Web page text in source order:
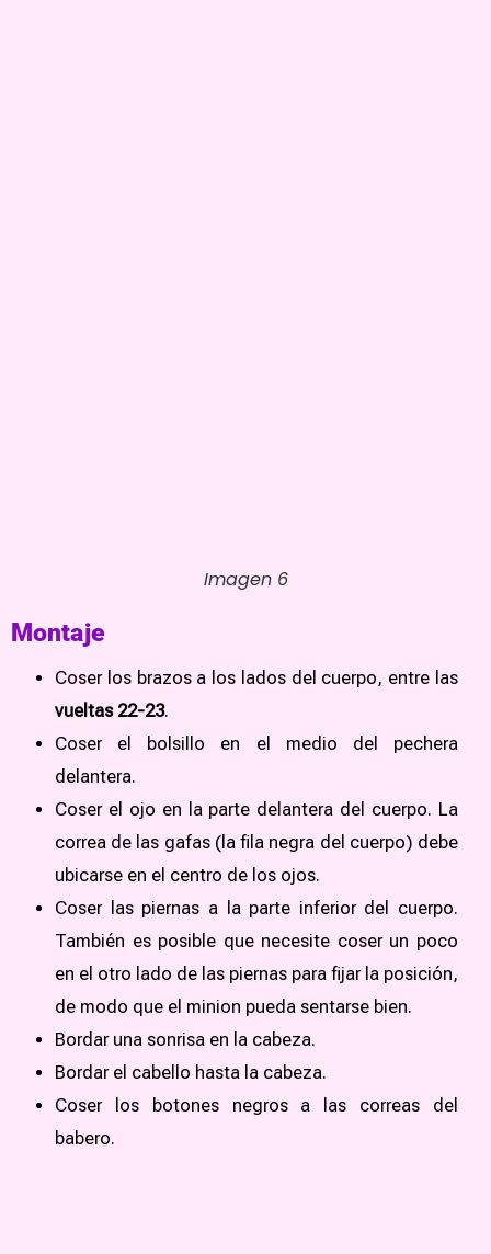
Imagen 6
Montaje
Coser los brazos a los lados del cuerpo, entre las
vueltas 22-23.
Coser el bolsillo en el medio del pechera
delantera.
Coser el ojo en la parte delantera del cuerpo. La
correa de las gafas (la fila negra del cuerpo) debe
ubicarse en el centro de los ojos.
Coser las piernas a la parte inferior del cuerpo.
También es posible que necesite coser un poco
en el otro lado de las piernas para fijar la posición,
de modo que el minion pueda sentarse bien.
Bordar una sonrisa en la cabeza.
Bordar el cabello hasta la cabeza.
Coser los botones negros a las correas del
babero.